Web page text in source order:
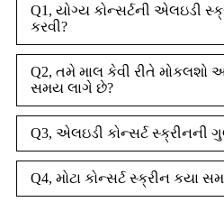
Q1, યોગ્ય કોન્સર્ટની એલઇડી
કરવી?
Q2, તમે માલ કેવી રીતે મોકલશો
સમય લાગે છે?
Q3, એલઇડી કોન્સર્ટ સ્ક્રીનની
Q4, મોટા કોન્સર્ટ સ્ક્રીન કયા